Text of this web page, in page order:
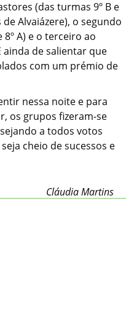
(das turmas 9º B e
Alvaiázere), o segundo
A) e o terceiro ao
ainda de salientar que
com um prémio de
nessa noite e para
os grupos fizeram-se
a todos votos
cheio de sucessos e
Cláudia Martins